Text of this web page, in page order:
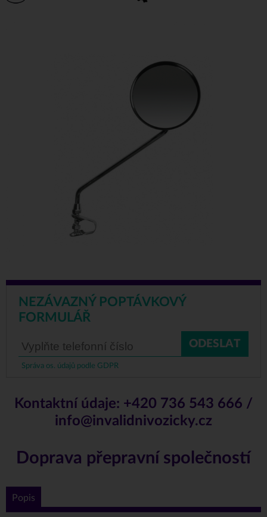
NEZÁVAZNÝ POPTÁVKOVÝ
FORMULÁŘ
ODESLAT
Správa os. údajů podle GDPR
Kontaktní údaje: +420 736 543 666 /
info@invalidnivozicky.cz
Doprava přepravní společností
Popis